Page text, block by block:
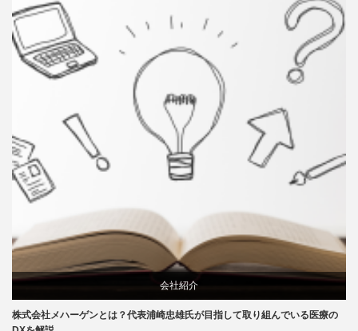
会社紹介
特集記事
株式会社メハーゲンとは？代表浦崎忠雄氏が目指して取り組んでいる医療の